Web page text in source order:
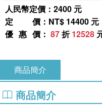
人民幣定價：2400 元
定價 ：NT$ 14400 元
優惠價 ： 87折12528
商品簡介
商品簡介